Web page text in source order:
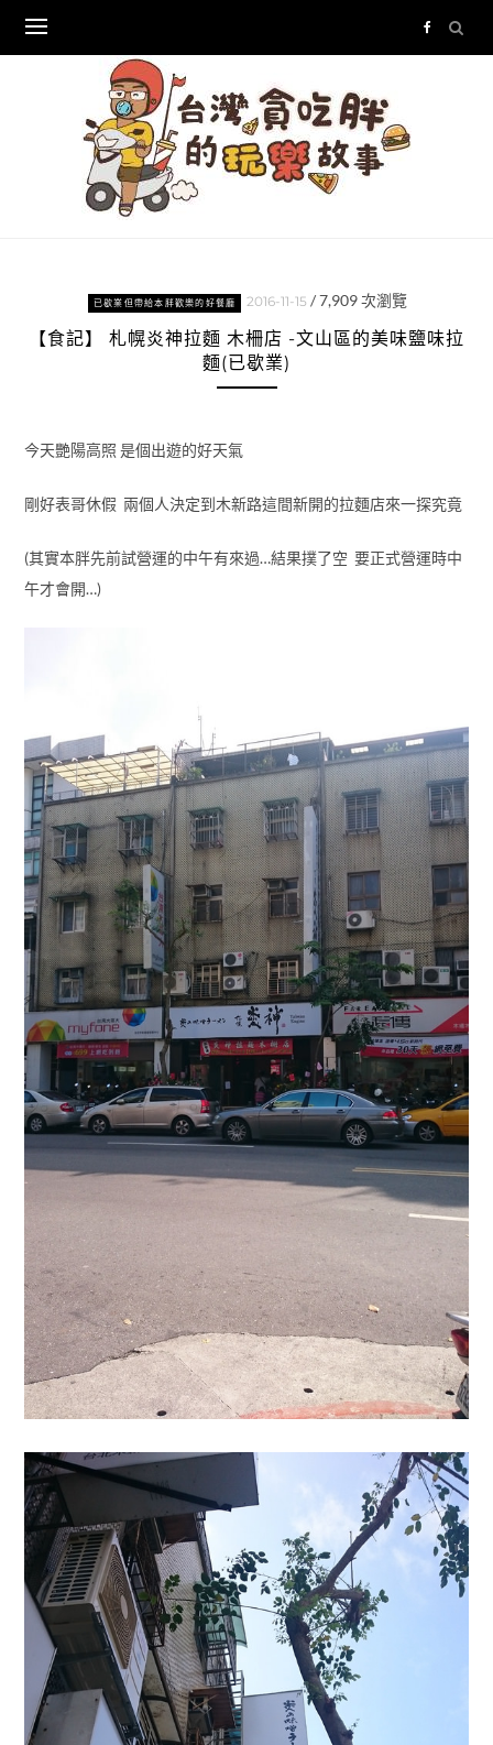
content
已歇業但帶給本胖歡樂的好餐廳 2016-11-15 /7,909次瀏覽
【食記】 札幌炎神拉麵 木柵店 -文山區的美味鹽味拉
麵(已歇業)
今天艷陽高照 是個出遊的好天氣
剛好表哥休假 兩個人決定到木新路這間新開的拉麵店來一探究竟
(其實本胖先前試營運的中午有來過…結果撲了空 要正式營運時中
午才會開…)